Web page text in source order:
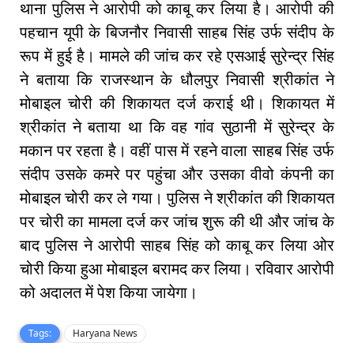
थाना पुलिस ने आरोपी को काबू कर लिया है। आरोपी की
पहचान यूपी के बिजनौर निवासी साहब सिंह उर्फ संदीप के
रूप में हुई है। मामले की जांच कर रहे एसआई सुरेन्द्र सिंह
ने बताया कि राजस्थान के धौलपुर निवासी श्रीकांत ने
मोबाइल चोरी की शिकायत दर्ज कराई थी। शिकायत में
श्रीकांत ने बताया था कि वह गांव सुठानी में सुरेन्द्र के
मकान पर रहता है। वहीं पास में रहने वाला साहब सिंह उर्फ
संदीप उसके कमरे पर पहुंचा और उसका वीवो कंपनी का
मोबाइल चोरी कर ले गया। पुलिस ने श्रीकांत की शिकायत
पर चोरी का मामला दर्ज कर जांच शुरू की थी और जांच के
बाद पुलिस ने आरोपी साहब सिंह को काबू कर लिया ओर
चोरी किया हुआ मोबाइल बरामद कर लिया। रविवार आरोपी
को अदालत में पेश किया जायेगा।
Tags: Haryana News